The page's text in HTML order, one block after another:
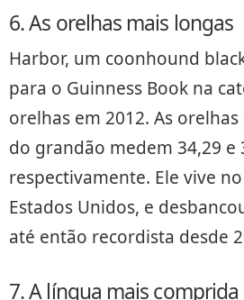
6. As orelhas mais longas
Harbor, um coonhound
para o Guinness Book na
orelhas em 2012. As
do grandão medem 34,29 e
respectivamente. Ele vive
Estados Unidos, e
até então recordista desde
7. A língua mais comprida